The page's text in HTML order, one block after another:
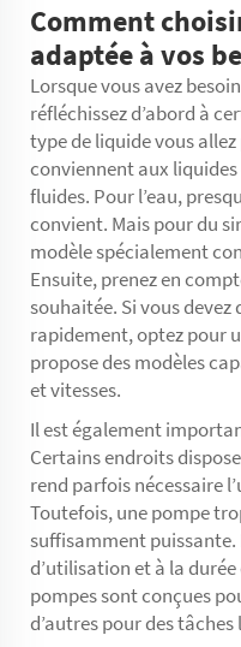
Comment
adaptée à vos
Lorsque vous avez
réfléchissez d’abord à
type de liquide vous
conviennent aux liquides
fluides. Pour l’eau,
convient. Mais pour du
modèle spécialement
Ensuite, prenez en
souhaitée. Si vous
rapidement, optez pour
propose des modèles
et vitesses.
Il est également
Certains endroits
rend parfois nécessaire
Toutefois, une pompe
suffisamment puissante.
d’utilisation et à la
pompes sont conçues
d’autres pour des